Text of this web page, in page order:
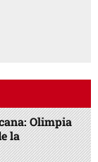
Olimpia
la